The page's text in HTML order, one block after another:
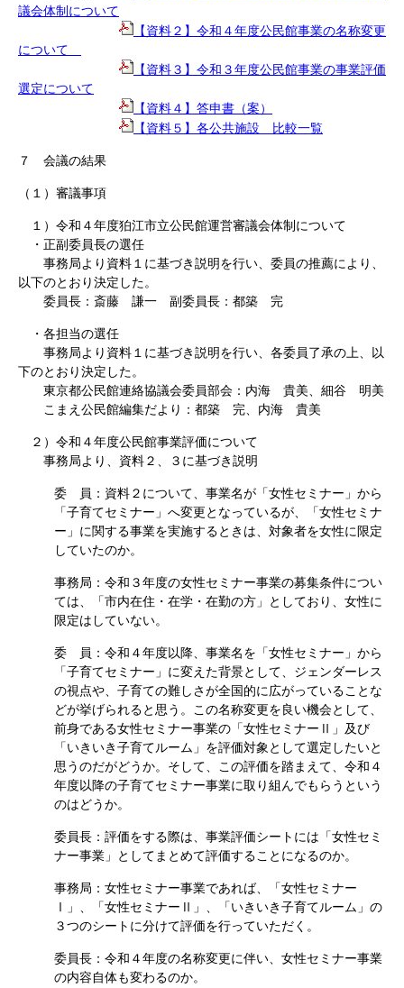
議会体制について
【資料２】令和４年度公民館事業の名称変更
について
【資料３】令和３年度公民館事業の事業評価
選定について
【資料４】答申書（案）
【資料５】各公共施設 比較一覧
７ 会議の結果
（１）審議事項
１）令和４年度狛江市立公民館運営審議会体制について
・正副委員長の選任
事務局より資料１に基づき説明を行い、委員の推薦により、
以下のとおり決定した。
委員長：斎藤 謙一 副委員長：都築 完
・各担当の選任
事務局より資料１に基づき説明を行い、各委員了承の上、以
下のとおり決定した。
東京都公民館連絡協議会委員部会：内海 貴美、細谷 明美
こまえ公民館編集だより：都築 完、内海 貴美
２）令和４年度公民館事業評価について
事務局より、資料２、３に基づき説明
委 員：資料２について、事業名が「女性セミナー」から
「子育てセミナー」へ変更となっているが、「女性セミナ
ー」に関する事業を実施するときは、対象者を女性に限定
していたのか。
事務局：令和３年度の女性セミナー事業の募集条件につい
ては、「市内在住・在学・在勤の方」としており、女性に
限定はしていない。
委 員：令和４年度以降、事業名を「女性セミナー」から
「子育てセミナー」に変えた背景として、ジェンダーレス
の視点や、子育ての難しさが全国的に広がっていることな
どが挙げられると思う。この名称変更を良い機会として、
前身である女性セミナー事業の「女性セミナーⅡ」及び
「いきいき子育てルーム」を評価対象として選定したいと
思うのだがどうか。そして、この評価を踏まえて、令和４
年度以降の子育てセミナー事業に取り組んでもらうという
のはどうか。
委員長：評価をする際は、事業評価シートには「女性セミ
ナー事業」としてまとめて評価することになるのか。
事務局：女性セミナー事業であれば、「女性セミナー
Ⅰ」、「女性セミナーⅡ」、「いきいき子育てルーム」の
３つのシートに分けて評価を行っていただく。
委員長：令和４年度の名称変更に伴い、女性セミナー事業
の内容自体も変わるのか。